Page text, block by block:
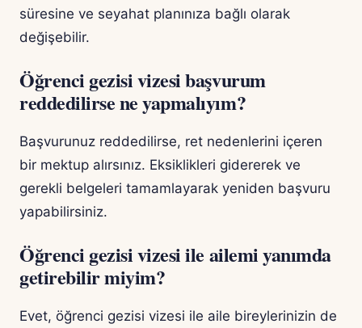
süresine ve seyahat planınıza bağlı olarak
değişebilir.
Öğrenci gezisi vizesi başvurum
reddedilirse ne yapmalıyım?
Başvurunuz reddedilirse, ret nedenlerini içeren
bir mektup alırsınız. Eksiklikleri gidererek ve
gerekli belgeleri tamamlayarak yeniden başvuru
yapabilirsiniz.
Öğrenci gezisi vizesi ile ailemi yanımda
getirebilir miyim?
Evet, öğrenci gezisi vizesi ile aile bireylerinizin de